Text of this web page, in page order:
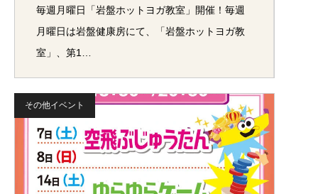
毎週月曜日「岩盤ホットヨガ教室」開催！毎週
月曜日は岩盤健康房にて、「岩盤ホットヨガ教
室」、第1…
その他イベント